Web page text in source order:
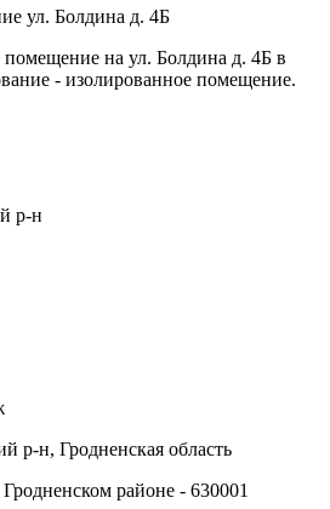
ул. Болдина д. 4Б
на ул. Болдина д. 4Б в
- изолированное помещение.
р-н
р-н, Гродненская область
районе - 630001